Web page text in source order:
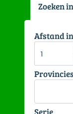
Zoeken
Afstand